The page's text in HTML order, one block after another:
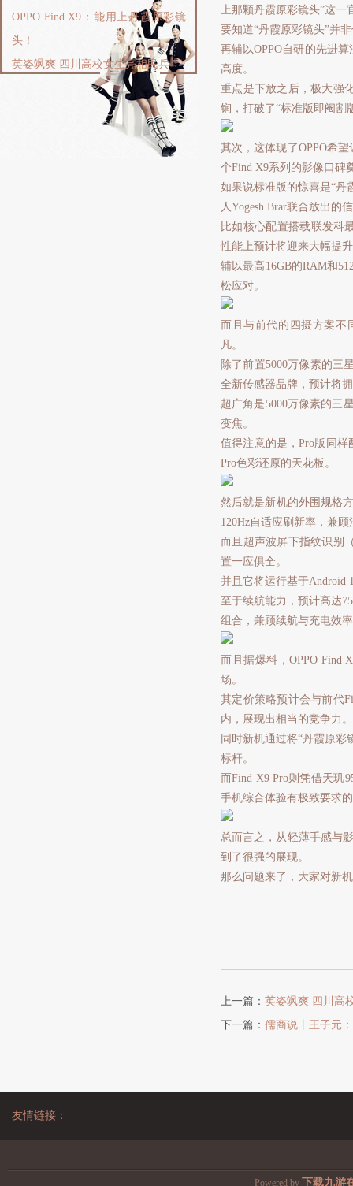
OPPO Find X9：能用上丹霞原彩镜
头！
英姿飒爽 四川高校女生亮相民兵
上那颗丹霞原彩镜头”这一
要知道“丹霞原彩镜头”并
再辅以OPPO自研的先进
高度。
重点是下放之后，极大强
锏，打破了“标准版即阉割
其次，这体现了OPPO希
个Find X9系列的影像口碑
如果说标准版的惊喜是“丹
人Yogesh Brar联合放出的
比如核心配置搭载联发科
性能上预计将迎来大幅提
辅以最高16GB的RAM和
松应对。
而且与前代的四摄方案不
凡。
除了前置5000万像素的三
全新传感器品牌，预计将
超广角是5000万像素的三
变焦。
值得注意的是，Pro版同
Pro色彩还原的天花板。
然后就是新机的外围规格
120Hz自适应刷新率，兼
而且超声波屏下指纹识别
置一应俱全。
并且它将运行基于Android
至于续航能力，预计高达
组合，兼顾续航与充电效
而且据爆料，OPPO Find
场。
其定价策略预计会与前代
内，展现出相当的竞争力。
同时新机通过将“丹霞原
标杆。
而Find X9 Pro则凭借天玑
手机综合体验有极致要求
总而言之，从轻薄手感与
到了很强的展现。
那么问题来了，大家对新
上一篇： 英姿飒爽 四川高
下一篇： 儒商说丨王子元
友情链接：
Powered by 下载九游